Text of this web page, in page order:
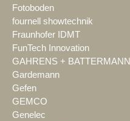
Fotoboden
fournell showtechnik
Fraunhofer IDMT
FunTech Innovation
GAHRENS + BATTERMANN
Gardemann
Gefen
GEMCO
Genelec